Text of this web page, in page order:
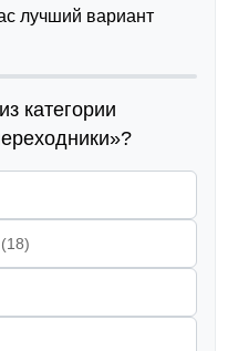
лучший вариант
категории
(18)